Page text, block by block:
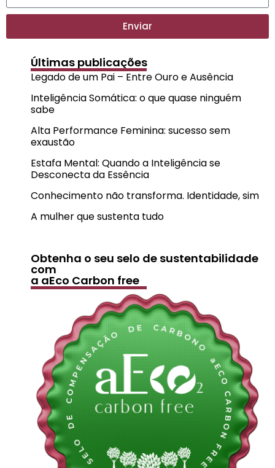
Enviar
Últimas publicações
Legado de um Pai – Entre Ouro e Ausência
Inteligência Somática: o que quase ninguém
sabe
Alta Performance Feminina: sucesso sem
exaustão
Estafa Mental: Quando a Inteligência se
Desconecta da Essência
Conhecimento não transforma. Identidade, sim
A mulher que sustenta tudo
Obtenha o seu selo de sustentabilidade
com
a aEco Carbon free